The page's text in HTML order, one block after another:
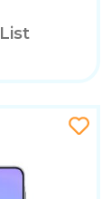
List